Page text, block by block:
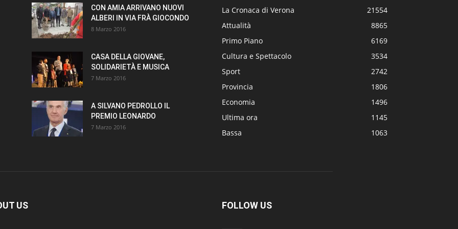
CON AMIA ARRIVANO NUOVI
ALBERI IN VIA FRÀ GIOCONDO
8 Marzo 2016
CASA DELLA GIOVANE,
SOLIDARIETÀ E MUSICA
7 Marzo 2016
A SILVANO PEDROLLO IL
PREMIO LEONARDO
7 Marzo 2016
La Cronaca di Verona
21554
Attualità
8865
Primo Piano
6169
Cultura e Spettacolo
3534
Sport
2742
Provincia
1806
Economia
1496
Ultima ora
1145
Bassa
1063
US FOLLOW US